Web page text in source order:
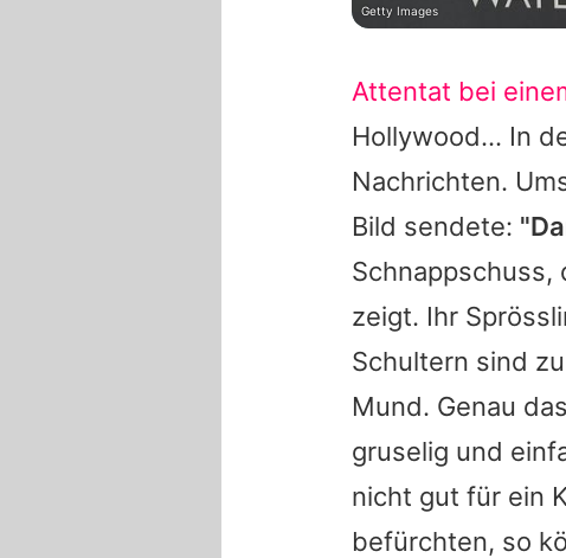
Attentat bei
Hollywood... In
Nachrichten.
Bild sendete:
Schnappschuss,
zeigt. Ihr
Schultern sind
Mund. Genau
gruselig und
nicht gut für ein
befürchten, so
Getty Images